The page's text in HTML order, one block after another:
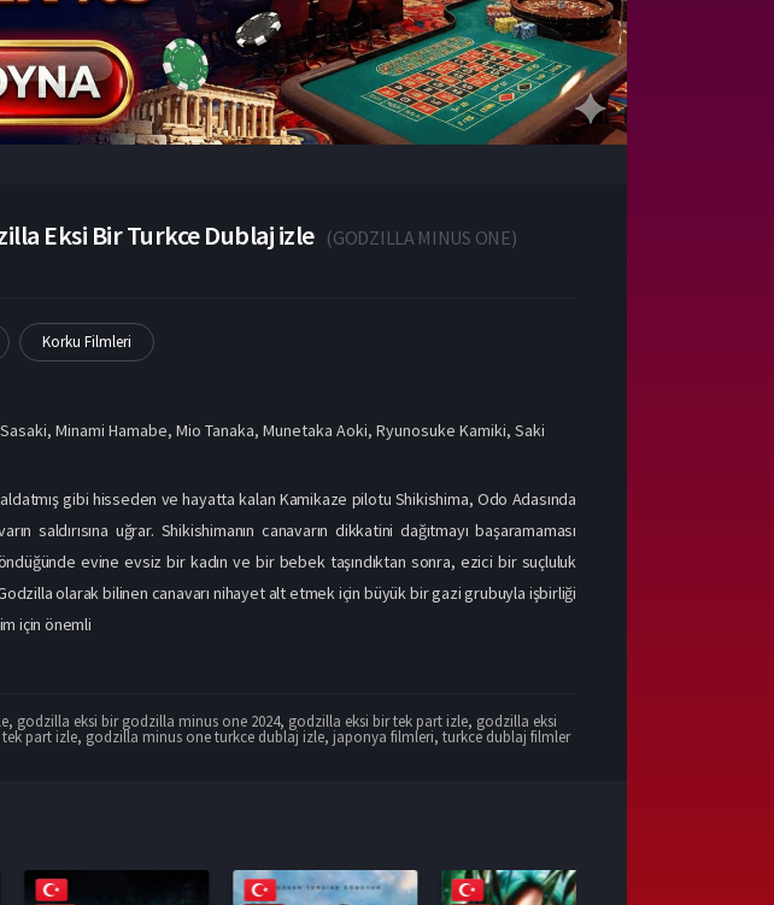
Eksi Bir Turkce Dublaj izle (GODZILLA MINUS ONE)
Korku Filmleri
,Minami Hamabe,Mio Tanaka,Munetaka Aoki,Ryunosuke Kamiki,Saki
gibi hisseden ve hayatta kalan Kamikaze pilotu Shikishima, Odo Adasında
saldırısına uğrar. Shikishimanın canavarın dikkatini dağıtmayı başaramaması
evine evsiz bir kadın ve bir bebek taşındıktan sonra, ezici bir suçluluk
olarak bilinen canavarı nihayet alt etmek için büyük bir gazi grubuyla işbirliği
için önemli
, godzilla eksi bir godzilla minus one 2024, godzilla eksi bir tek part izle, godzilla eksi
part izle, godzilla minus one turkce dublaj izle, japonya filmleri,turkce dublaj filmler